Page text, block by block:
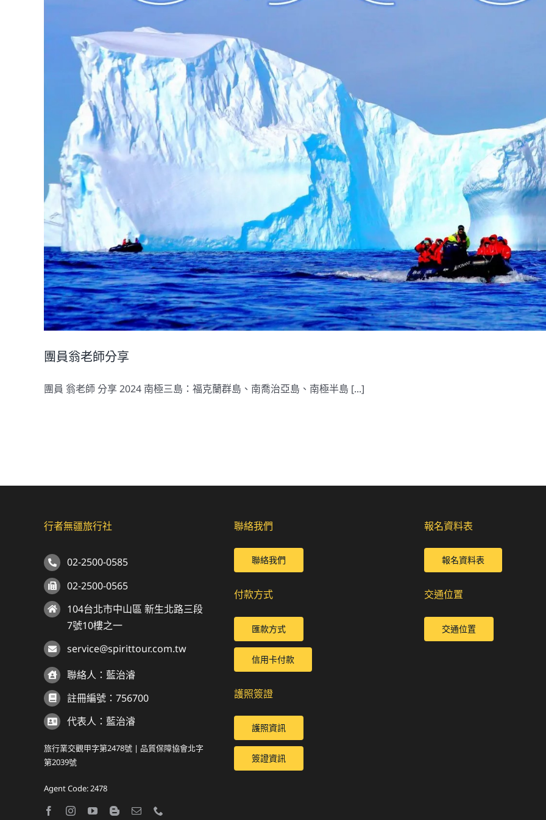
團員翁老師分享
團員 翁老師 分享 2024 南極三島：福克蘭群島、南喬治亞島、南極半島 [...]
行者無疆旅行社
02-2500-0585
02-2500-0565
104台北市中山區 新生北路三段
7號10樓之一
service@spirittour.com.tw
聯絡人：藍治濬
註冊編號：756700
代表人：藍治濬
旅行業交觀甲字第2478號 | 品質保障協會北字
第2039號
Agent Code: 2478
聯絡我們
聯絡我們
付款方式
匯款方式
信用卡付款
護照簽證
護照資訊
簽證資訊
報名資料表
報名資料表
交通位置
交通位置